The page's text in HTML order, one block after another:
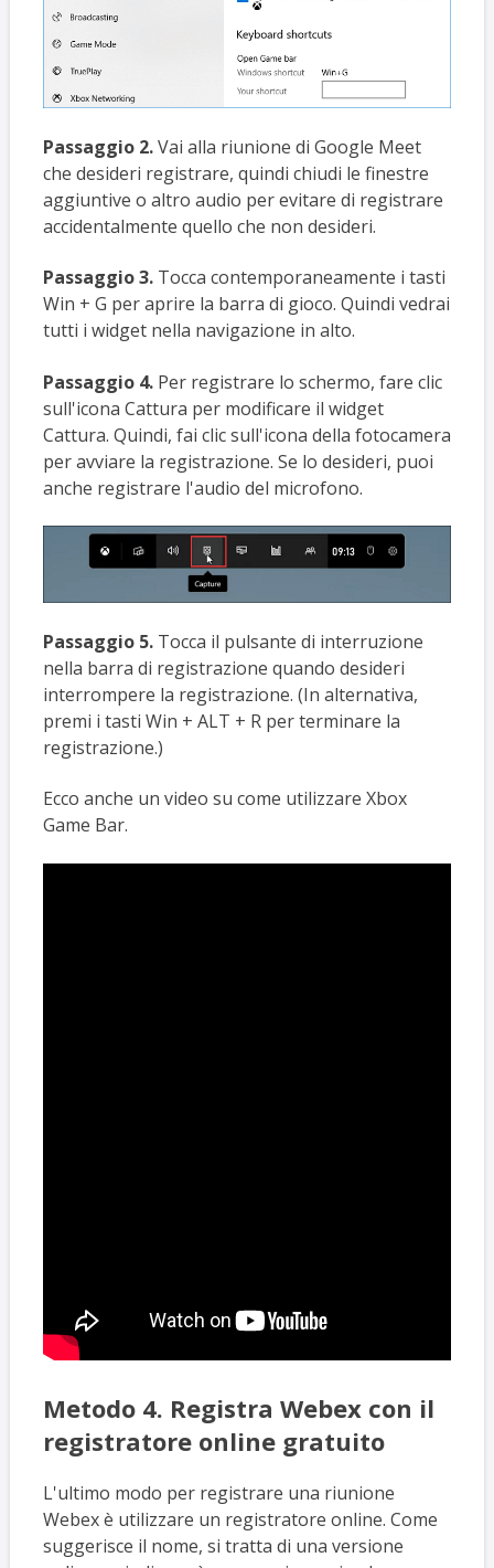
Passaggio 2.Vai alla riunione di Google Meet
che desideri registrare, quindi chiudi le finestre
aggiuntive o altro audio per evitare di registrare
accidentalmente quello che non desideri.
Passaggio 3.Tocca contemporaneamente i tasti
Win + G per aprire la barra di gioco. Quindi vedrai
tutti i widget nella navigazione in alto.
Passaggio 4.Per registrare lo schermo, fare clic
sull'icona Cattura per modificare il widget
Cattura. Quindi, fai clic sull'icona della fotocamera
per avviare la registrazione. Se lo desideri, puoi
anche registrare l'audio del microfono.
Passaggio 5.Tocca il pulsante di interruzione
nella barra di registrazione quando desideri
interrompere la registrazione. (In alternativa,
premi i tasti Win + ALT + R per terminare la
registrazione.)
Ecco anche un video su come utilizzare Xbox
Game Bar.
Metodo 4. Registra Webex con il
registratore online gratuito
L'ultimo modo per registrare una riunione
Webex è utilizzare un registratore online. Come
suggerisce il nome, si tratta di una versione